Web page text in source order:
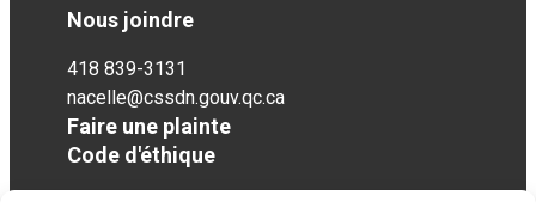
Nous joindre
418 839-3131
nacelle@cssdn.gouv.qc.ca
Faire une plainte
Code d'éthique